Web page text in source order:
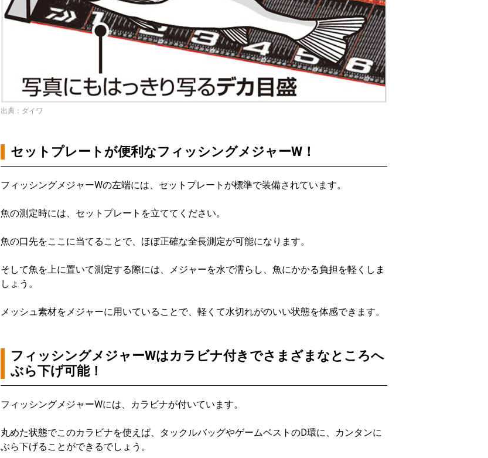
出典：ダイワ
セットプレートが便利なフィッシングメジャーW！
フィッシングメジャーWの左端には、セットプレートが標準で装備されています。
魚の測定時には、セットプレートを立ててください。
魚の口先をここに当てることで、ほぼ正確な全長測定が可能になります。
そして魚を上に置いて測定する際には、メジャーを水で濡らし、魚にかかる負担を軽くしま
しょう。
メッシュ素材をメジャーに用いていることで、軽くて水切れがのいい状態を体感できます。
フィッシングメジャーWはカラビナ付きでさまざまなところへ
ぶら下げ可能！
フィッシングメジャーWには、カラビナが付いています。
丸めた状態でこのカラビナを使えば、タックルバッグやゲームベストのD環に、カンタンに
ぶら下げることができるでしょう。